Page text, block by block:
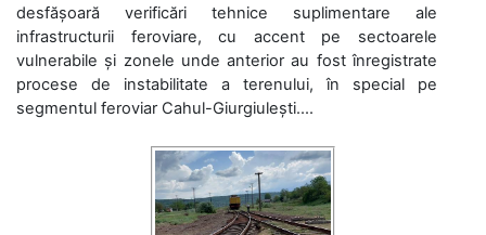
desfășoară verificări tehnice suplimentare ale
infrastructurii feroviare, cu accent pe sectoarele
vulnerabile și zonele unde anterior au fost înregistrate
procese de instabilitate a terenului, în special pe
segmentul feroviar Cahul-Giurgiulești....